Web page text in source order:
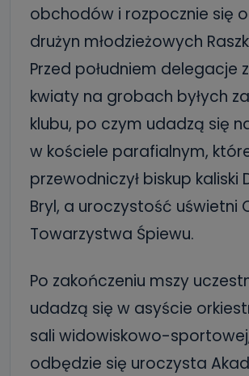
obchodów i rozpocznie się
drużyn młodzieżowych
Przed południem delegacje
kwiaty na grobach byłych
klubu, po czym udadzą się
w kościele parafialnym,
przewodniczył biskup kaliski
Bryl, a uroczystość uświetni
Towarzystwa Śpiewu.
Po zakończeniu mszy
udadzą się w asyście
sali widowiskowo-
odbędzie się uroczysta